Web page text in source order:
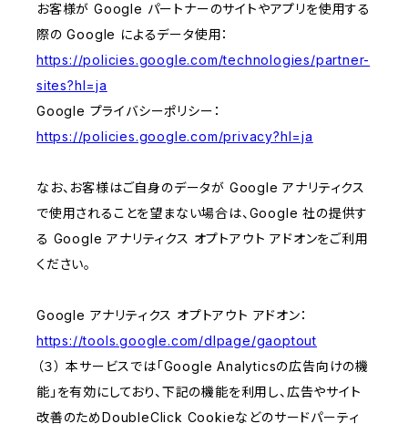
お客様が Google パートナーのサイトやアプリを使用する
際の Google によるデータ使用：
https://policies.google.com/technologies/partner-
sites?hl=ja
Google プライバシーポリシー：
https://policies.google.com/privacy?hl=ja
なお、お客様はご自身のデータが Google アナリティクス
で使用されることを望まない場合は、Google 社の提供す
る Google アナリティクス オプトアウト アドオンをご利用
ください。
Google アナリティクス オプトアウト アドオン：
https://tools.google.com/dlpage/gaoptout
（３） 本サービスでは「Google Analyticsの広告向けの機
能」を有効にしており、下記の機能を利用し、広告やサイト
改善のためDoubleClick Cookieなどのサードパーティ